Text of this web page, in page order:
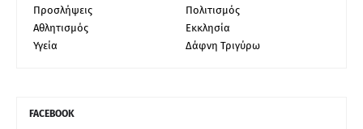
Προσλήψεις
Πολιτισμός
Αθλητισμός
Εκκλησία
Υγεία
Δάφνη Τριγύρω
FACEBOOK